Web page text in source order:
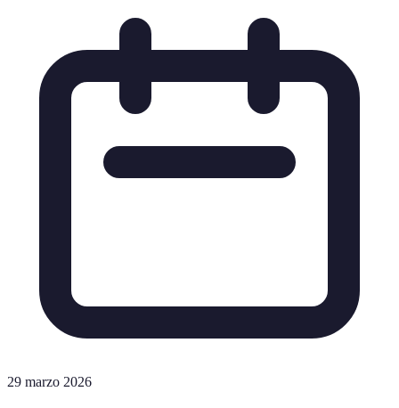
29 marzo 2026